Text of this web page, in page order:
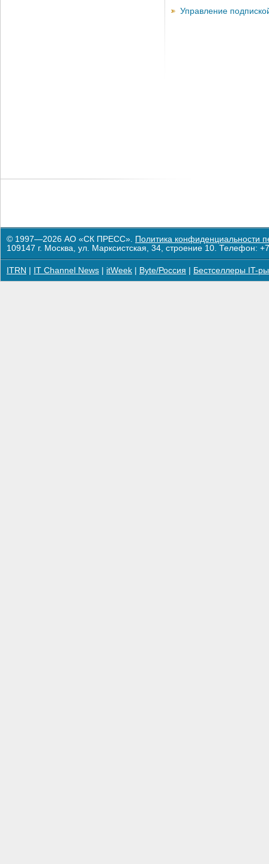
Управление
© 1997—2026 АО «СК ПРЕСС». Политика конфиденциальности
109147 г. Москва, ул. Марксистская, 34, строение 10. Телефон:
ITRN IT Channel News itWeek Byte/Россия Бестселлеры IT-